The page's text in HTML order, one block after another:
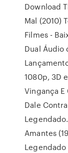
Download
Mal (2010)
Filmes -
Dual Áudio
1080p, 3D
Vingança
Dale
Amantes
Legendado